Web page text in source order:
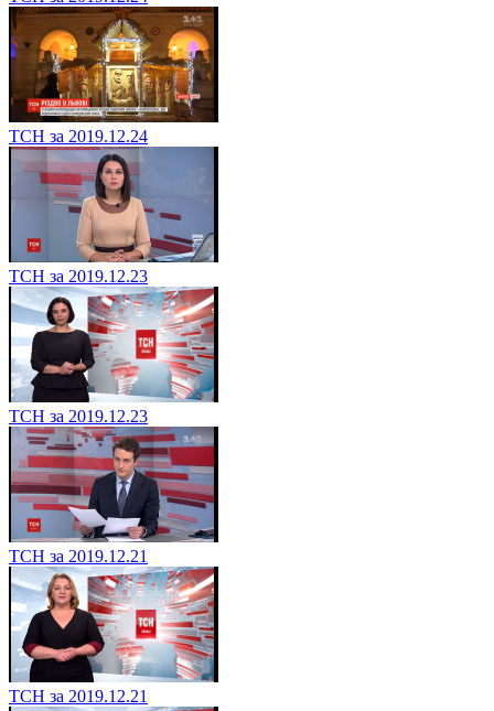
ТСН за 2019.12.24
ТСН за 2019.12.23
ТСН за 2019.12.23
ТСН за 2019.12.21
ТСН за 2019.12.21